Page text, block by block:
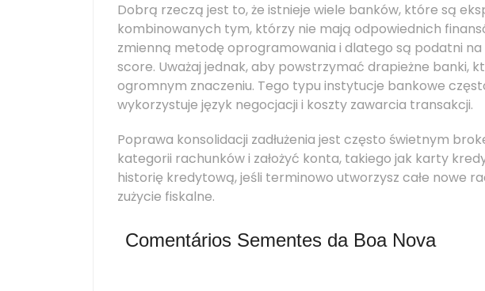
Dobrą rzeczą jest to, że istnieje wiele banków, które są
kombinowanych tym, którzy nie mają odpowiednich
zmienną metodę oprogramowania i dlatego są podatni
score. Uważaj jednak, aby powstrzymać drapieżne banki,
ogromnym znaczeniu. Tego typu instytucje bankowe
wykorzystuje język negocjacji i koszty zawarcia transakcji.
Poprawa konsolidacji zadłużenia jest często świetnym
kategorii rachunków i założyć konta, takiego jak karty
historię kredytową, jeśli terminowo utworzysz całe nowe
zużycie fiskalne.
Comentários Sementes da Boa Nova